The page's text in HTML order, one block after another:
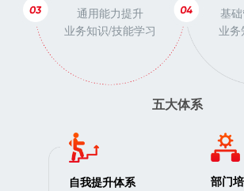
通用能力提升
业务知识/技能学习
基
业务
五大体系
自我提升体系
部门